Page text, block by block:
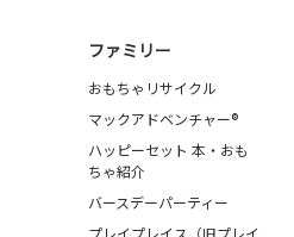
ファミリー
おもちゃリサイクル
マックアドベンチャー®
ハッピーセット 本・おも
ちゃ紹介
バースデーパーティー
プレイプレイス（旧プレイ